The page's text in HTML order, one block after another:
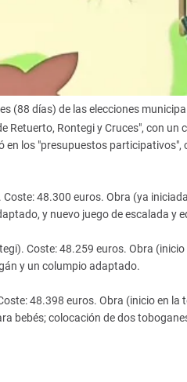
(88 días) de las elecciones
Retuerto, Rontegi y Cruces", con
los "presupuestos participativos",
48.300 euros. Obra (ya
y nuevo juego de escalada y
Coste: 48.259 euros. Obra
y un columpio adaptado.
48.398 euros. Obra (inicio en
bebés; colocación de dos